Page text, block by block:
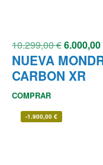
10.299,00€6.000,00
NUEVA
CARBON XR
COMPRAR
-1.900,00 €